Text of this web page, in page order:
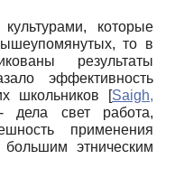
которые
то в
результаты
эффективность
школьников
[Saigh,
свет работа,
применения
этническим